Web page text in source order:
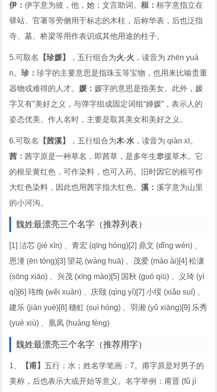
伊：伊字意为彼，他，她；文言助词。桓：桓字意指立在
驿站、官署等旁侧用于标志的木柱，后称华表，后也泛指
寺、墓、桥梁等用作表识或其他用途的柱子。
5.可取名 【珍媛】 ，五行组合为火-火 ，读音为 zhēn yuá
n。珍：珍字的主要意思是指珠玉等宝物，也用来比喻贵重
器物或难得的人才。媛：媛字的意思是指美女。此外，媛
字又有”美好之义，与弹字组成固定词组“婵媛”，表示人的
姿态优美。作人名时，主要是取其美女和美好之义。
6.可取名 【茜溪】 ，五行组合为木-水 ，读音为 qiàn xī。
茜：茜字原是一种草名，即茜草，是多年生攀援草木。它
的根呈黄红色，可作染料，也可入药。旧时因它的根可作
大红色染料，因此也用茜字指大红色。溪：溪字意为山里
的小河沟。
魏姓最漂亮三个名字（推荐列表）
[1] 洁芯 (jié xīn) 、青宏 (qīng hóng)[2] 鼎文 (dǐng wén) 、
恩潼 (ēn tóng)[3] 望花 (wàng huā) 、茂爱 (mào ài)[4] 松潇
(sōng xiāo) 、兴茂 (xīng mào)[5] 国秋 (guó qiū) 、义琦 (yì
qí)[6] 玮绚 (wěi xuàn) 、庆颐 (qìng yí)[7] 小绥 (xiǎo suí) 、
建乐 (jiàn yuè)[8] 穗虹 (suì hóng) 、羽湘 (yǔ xiāng)[9] 乐秀
(yuè xiù) 、凰凤 (huáng fèng)
魏姓最漂亮三个名字（推荐用字）
1、 【甫】 五行：水；姓名学笔画：7。甫字原是对男子的
美称，后也表示大或开始等意义。名字举例：甫晋 (fǔ jì